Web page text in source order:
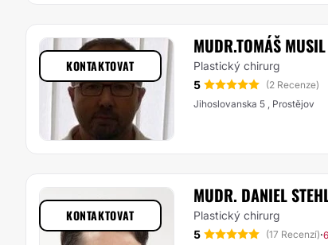
MUDR.TOMÁŠ MUSIL
Plastický chirurg
5
(2 Recenze)
Jihoslovanska 5 , Prostějov
KONTAKTOVAT
MUDR. DANIEL
Plastický chirurg
5
(17 Recenzí)·
KONTAKTOVAT